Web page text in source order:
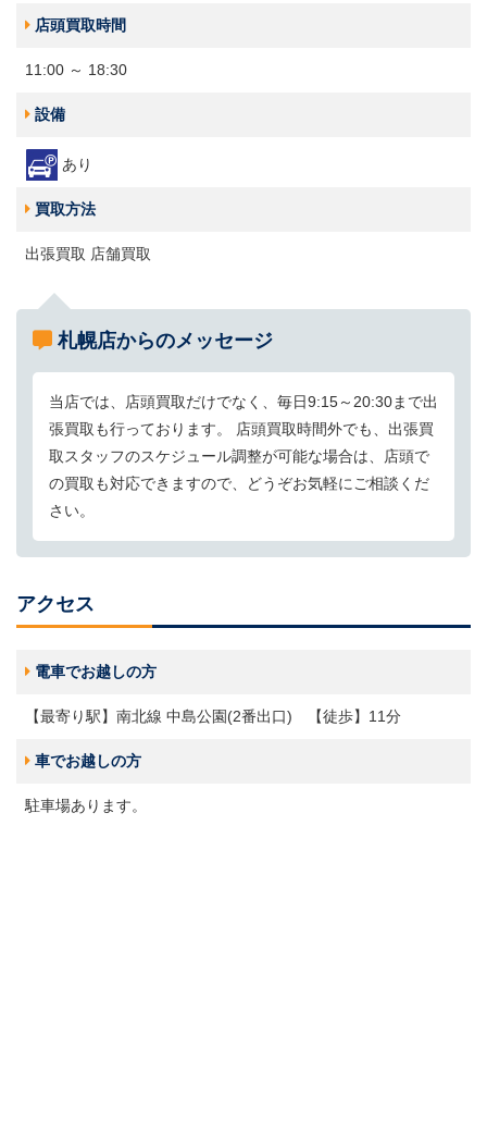
店頭買取時間
11:00 ～ 18:30
設備
あり
買取方法
出張買取 店舗買取
札幌店からのメッセージ
当店では、店頭買取だけでなく、毎日9:15～20:30まで出
張買取も行っております。 店頭買取時間外でも、出張買
取スタッフのスケジュール調整が可能な場合は、店頭で
の買取も対応できますので、どうぞお気軽にご相談くだ
さい。
アクセス
電車でお越しの方
【最寄り駅】南北線 中島公園(2番出口) 【徒歩】11分
車でお越しの方
駐車場あります。